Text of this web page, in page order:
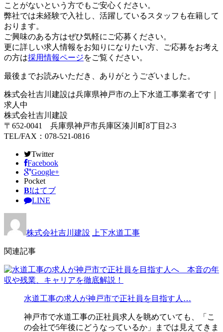
ことがないという方でもご安心ください。
弊社では未経験で入社し、活躍しているスタッフも在籍して
おります。
ご興味のある方はぜひ気軽にご応募ください。
更に詳しい求人情報をお知りになりたい方、ご応募をお考え
の方は採用情報ページをご覧ください。
最後までお読みいただき、ありがとうございました。
株式会社吉川建設は兵庫県神戸市の上下水道工事業者です｜
求人中
株式会社吉川建設
〒652-0041 兵庫県神戸市兵庫区湊川町8丁目2-3
TEL/FAX：078-521-0816
Twitter
Facebook
Google+
Pocket
B!はてブ
LINE
株式会社吉川建設 上下水道工事
関連記事
水道工事の求人が神戸市で正社員を目指す人…
神戸市で水道工事の正社員求人を眺めていても、「こ
の会社で5年後にどうなっているか」までは見えてきま